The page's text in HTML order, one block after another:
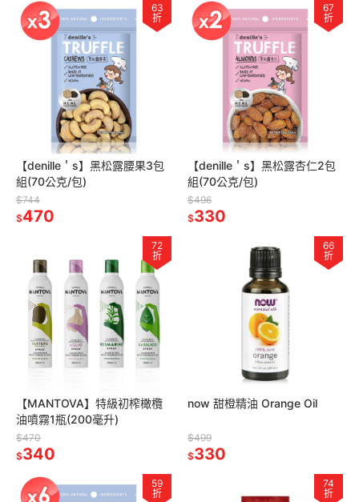
63
折
【denille＇s】黑松露腰果3包
組(70公克/包)
$744
$470
67
折
【denille＇s】黑松露杏仁2包
組(70公克/包)
$496
$330
72
折
【MANTOVA】特級初榨橄欖
油噴霧1瓶(200毫升)
$470
$340
66
折
now 甜橙精油 Orange Oil
$499
$330
59
折
74
折